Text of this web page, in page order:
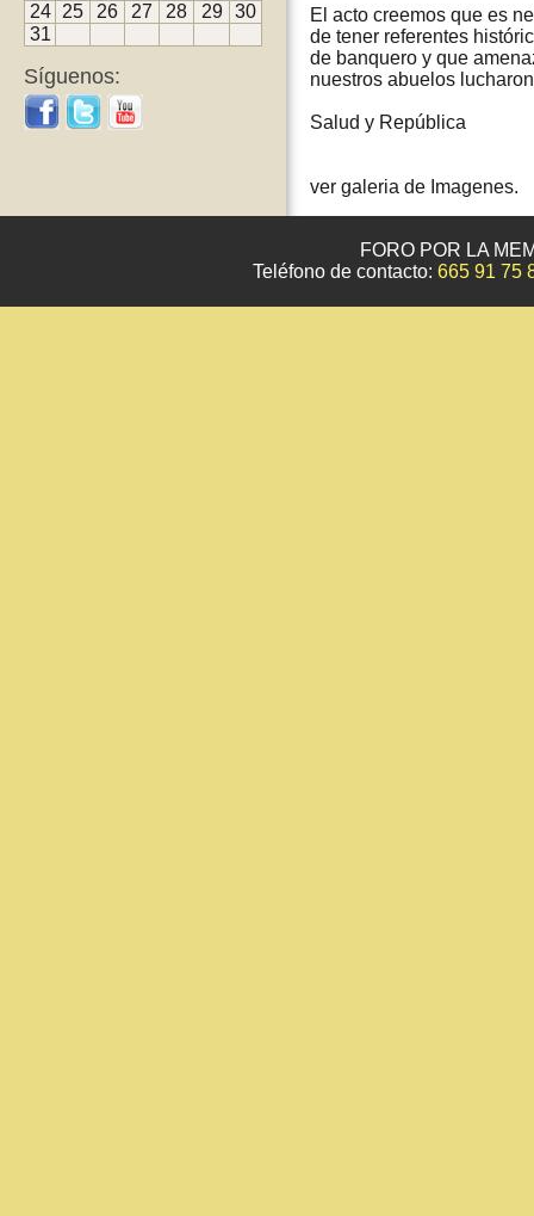
24
25 26 27 28 29
30
31
Síguenos:
El acto creemos que es
de tener referentes
de banquero y que
nuestros abuelos
Salud y República
ver galeria de Imagenes.
FORO POR LA
Teléfono de contacto: 665 91 75